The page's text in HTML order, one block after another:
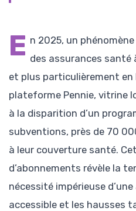
E n 2025, un
des assurances
et plus particulièrement en
plateforme Pennie, vitrine
à la disparition d’un
subventions, près de 70
à leur couverture santé.
d’abonnements révèle la
nécessité impérieuse
accessible et les hausses